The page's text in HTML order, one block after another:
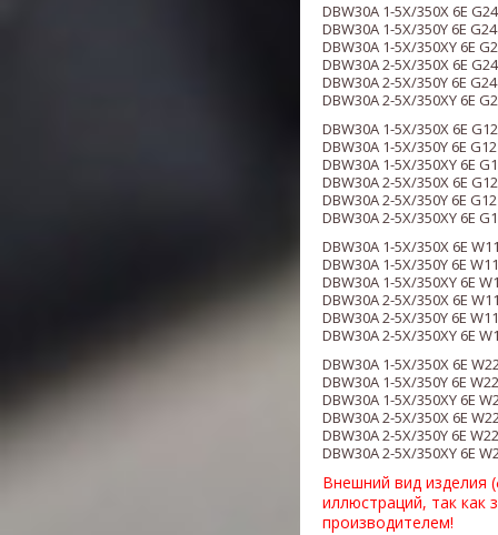
DBW30A 1-5X/350X 6E
DBW30A 1-5X/350Y 6E
DBW30A 1-5X/350XY 6E
DBW30A 2-5X/350X 6E
DBW30A 2-5X/350Y 6E
DBW30A 2-5X/350XY 6E
DBW30A 1-5X/350X 6E
DBW30A 1-5X/350Y 6E
DBW30A 1-5X/350XY 6E
DBW30A 2-5X/350X 6E
DBW30A 2-5X/350Y 6E
DBW30A 2-5X/350XY 6E
DBW30A 1-5X/350X 6E
DBW30A 1-5X/350Y 6E
DBW30A 1-5X/350XY 6E
DBW30A 2-5X/350X 6E
DBW30A 2-5X/350Y 6E
DBW30A 2-5X/350XY 6E
DBW30A 1-5X/350X 6E
DBW30A 1-5X/350Y 6E
DBW30A 1-5X/350XY 6E
DBW30A 2-5X/350X 6E
DBW30A 2-5X/350Y 6E
DBW30A 2-5X/350XY 6E
Внешний вид изделия
иллюстраций, так как
производителем!